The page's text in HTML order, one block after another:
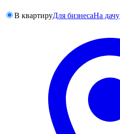
В квартируДля бизнесаНа дачу